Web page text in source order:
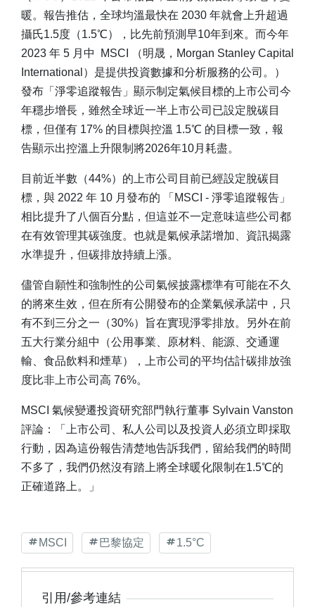
暖。報告推估，全球均溫最快在 2030 年就會上升超過
攝氏1.5度（1.5℃），比先前預測早10年到來。而今年
2023 年 5 月中 MSCI （明晟，Morgan Stanley Capital
International）是提供投資數據和分析服務的公司。）
發布「淨零追蹤報告」顯示制定氣候目標的上市公司今
年穩步增長，雖然全球近一半上市公司已設定脫碳目
標，但僅有 17% 的目標與控溫 1.5℃ 的目標一致，報
告顯示出控溫上升限制將2026年10月耗盡。
目前近半數（44%）的上市公司目前已經設定脫碳目
標，與 2022 年 10 月發布的 「MSCI - 淨零追蹤報告」
相比提升了八個百分點，但這並不一定意味這些公司都
在有效管理其碳強度。也就是氣候承諾增加、資訊揭露
水準提升，但碳排放持續上漲。
儘管自願性和強制性的公司氣候披露標準有可能在不久
的將來生效，但在所有公開發布的企業氣候承諾中，只
有不到三分之一（30%）旨在實現淨零排放。另外在前
五大行業分組中（公用事業、原材料、能源、交通運
輸、食品飲料和煙草），上市公司的平均估計碳排放強
度比非上市公司高 76%。
MSCI 氣候變遷投資研究部門執行董事 Sylvain Vanston
評論：「上市公司、私人公司以及投資人必須立即採取
行動，因為這份報告清楚地告訴我們，留給我們的時間
不多了，我們仍然沒有踏上將全球暖化限制在1.5℃的
正確道路上。」
MSCI 巴黎協定 1.5°C
引用/參考連結